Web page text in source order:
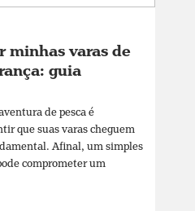
minhas varas de
guia
de pesca é
que suas varas cheguem
Afinal, um simples
comprometer um